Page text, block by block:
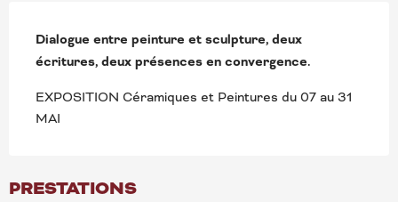
DESCRIPTION
Dialogue entre peinture et sculpture, deux
écritures, deux présences en convergence.
EXPOSITION Céramiques et Peintures du 07 au 31
MAI
PRESTATIONS